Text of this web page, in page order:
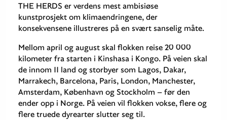
THE HERDS er verdens mest ambisiøse
kunstprosjekt om klimaendringene, der
konsekvensene illustreres på en svært sanselig måte.
Mellom april og august skal flokken reise 20 000
kilometer fra starten i Kinshasa i Kongo. På veien skal
de innom 11 land og storbyer som Lagos, Dakar,
Marrakech, Barcelona, Paris, London, Manchester,
Amsterdam, København og Stockholm – før den
ender opp i Norge. På veien vil flokken vokse, flere og
flere truede dyrearter slutter seg til.